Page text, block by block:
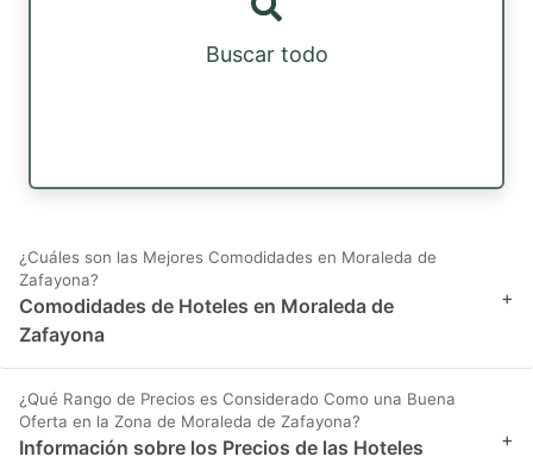
Buscar todo
¿Cuáles son las Mejores Comodidades en Moraleda de
Zafayona?
Comodidades de Hoteles en Moraleda de
Zafayona
+
¿Qué Rango de Precios es Considerado Como una Buena
Oferta en la Zona de Moraleda de Zafayona?
Información sobre los Precios de las Hoteles
+